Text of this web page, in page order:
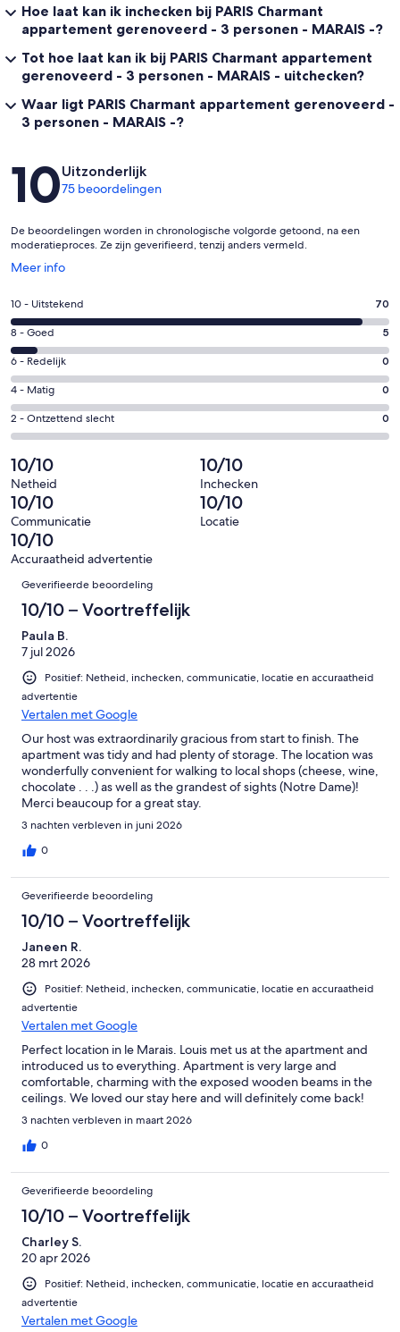
Hoe laat kan ik inchecken bij PARIS Charmant
appartement gerenoveerd - 3 personen - MARAIS -?
Tot hoe laat kan ik bij PARIS Charmant appartement
gerenoveerd - 3 personen - MARAIS - uitchecken?
Waar ligt PARIS Charmant appartement gerenoveerd -
3 personen - MARAIS -?
Beoordelingen
10Uitzonderlijk
75 beoordelingen
De beoordelingen worden in chronologische volgorde getoond, na een
moderatieproces. Ze zijn geverifieerd, tenzij anders vermeld.
Meer info
Opent
een
nieuw
venster
Gastenscore:
10
-
Uitstekend.
70
van
75
beoordelingen
10 - Uitstekend 70
Gastenscore:
8
-
Goed.
5
van
75
beoordelingen
8 - Goed 5
Gastenscore:
6
-
Redelijk.
0
van
75
beoordelingen
6 - Redelijk 0
Gastenscore:
4
-
0
van
75
beoordelingen
4 - Matig 0
Gastenscore:
2
-
Ontzettend
slecht.
0
van
75
beoordelingen
2 - Ontzettend slecht 0
10/10
Netheid
10/10
Inchecken
10/10
Communicatie
10/10
Locatie
10/10
Accuraatheid advertentie
Beoordelingen
Geverifieerde beoordeling
10/10 – Voortreffelijk
Paula B.
7 jul 2026
Positief: Netheid, inchecken, communicatie, locatie en accuraatheid
advertentie
Vertalen met Google
Our host was extraordinarily gracious from start to finish. The
apartment was tidy and had plenty of storage. The location was
wonderfully convenient for walking to local shops (cheese, wine,
chocolate . . .) as well as the grandest of sights (Notre Dame)!
Merci beaucoup for a great stay.
3 nachten verbleven in juni 2026
0
Geverifieerde beoordeling
10/10 – Voortreffelijk
Janeen R.
28 mrt 2026
Positief: Netheid, inchecken, communicatie, locatie en accuraatheid
advertentie
Vertalen met Google
Perfect location in le Marais. Louis met us at the apartment and
introduced us to everything. Apartment is very large and
comfortable, charming with the exposed wooden beams in the
ceilings. We loved our stay here and will definitely come back!
3 nachten verbleven in maart 2026
0
Geverifieerde beoordeling
10/10 – Voortreffelijk
Charley S.
20 apr 2026
Positief: Netheid, inchecken, communicatie, locatie en accuraatheid
advertentie
Vertalen met Google